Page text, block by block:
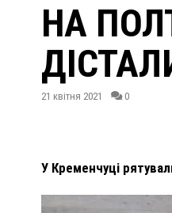
НА
21 квітня 2021 0
У Кременчуці